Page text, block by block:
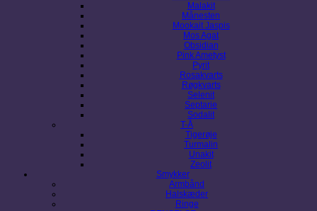
Malakit
Månesten
Mookait Jaspis
Mos Agat
Obsidian
Pink Ametyst
Pyrit
Rosakvarts
Røgkvarts
Selenit
Septarie
Sodalit
T-Å
Tigerøje
Turmalin
Unakit
Zeolit
Smykker
Armbånd
Halskæder
Ringe